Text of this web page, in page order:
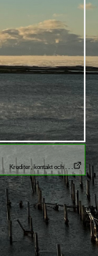
Krediter, kontakt och . . .